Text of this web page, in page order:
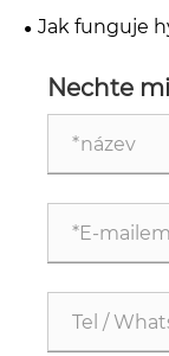
Jak funguje
Nechte